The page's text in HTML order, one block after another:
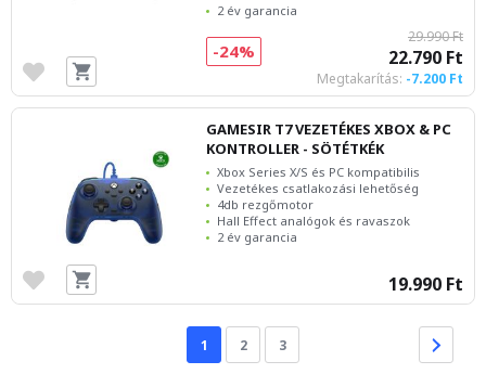
2 év garancia
29.990 Ft
22.790 Ft
Megtakarítás: -7.200 Ft
-24%
GAMESIR T7 VEZETÉKES XBOX & PC
KONTROLLER - SÖTÉTKÉK
Xbox Series X/S és PC kompatibilis
Vezetékes csatlakozási lehetőség
4db rezgőmotor
Hall Effect analógok és ravaszok
2 év garancia
19.990 Ft
1 2 3